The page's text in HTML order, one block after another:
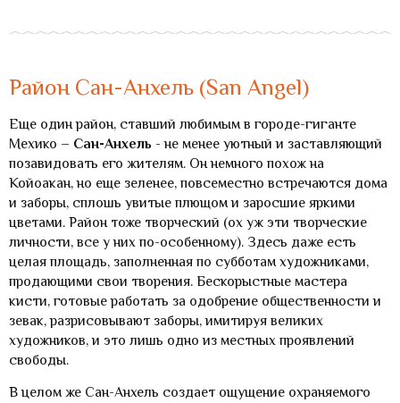
Район Сан-Анхель (San Angel)
Еще один район, ставший любимым в городе-гиганте
Мехико – Сан-Анхель - не менее уютный и заставляющий
позавидовать его жителям. Он немного похож на
Койоакан, но еще зеленее, повсеместно встречаются дома
и заборы, сплошь увитые плющом и заросшие яркими
цветами. Район тоже творческий (ох уж эти творческие
личности, все у них по-особенному). Здесь даже есть
целая площадь, заполненная по субботам художниками,
продающими свои творения. Бескорыстные мастера
кисти, готовые работать за одобрение общественности и
зевак, разрисовывают заборы, имитируя великих
художников, и это лишь одно из местных проявлений
свободы.
В целом же Сан-Анхель создает ощущение охраняемого